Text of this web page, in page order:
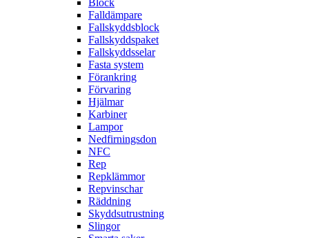
Falldämpare
Fallskyddsblock
Fallskyddspaket
Fallskyddsselar
Fasta system
Förankring
Förvaring
Hjälmar
Karbiner
Lampor
Nedfirningsdon
NFC
Rep
Repklämmor
Repvinschar
Räddning
Skyddsutrustning
Slingor